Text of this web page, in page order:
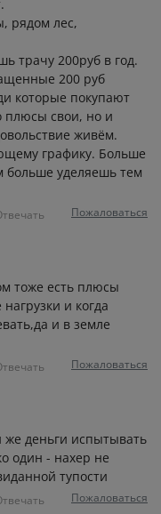
рядом лес,
трачу 200руб в год.
200 руб
которые покупают
плюсы свои, но и
живём.
графику. Больше
больше уделяешь тем
Пожаловаться
тоже есть плюсы
и когда
и в земле
Пожаловаться
же деньги испытывать
один - нахер не
тупости
Пожаловаться